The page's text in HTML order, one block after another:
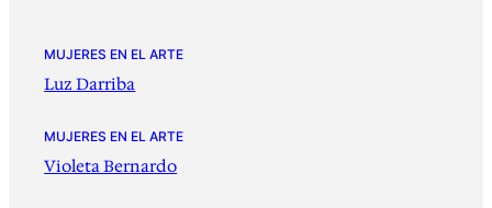
MUJERES EN EL ARTE
Luz Darriba
MUJERES EN EL ARTE
Violeta Bernardo